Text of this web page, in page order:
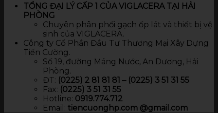
TỔNG ĐẠI LÝ CẤP 1 CỦA VIGLACERA TẠI HẢI
PHÒNG
Chuyên phân phối gạch ốp lát và thiết bị vệ
sinh của VIGLACERA.
Công ty Cổ Phần Đầu Tư Thương Mại Xây Dựng
Tiến Cường.
Số 19, đường Máng Nước, An Dương, Hải
Phòng.
ĐT: (0225) 2 81 81 81 – (0225) 3 51 31 55
Fax: (0225) 3 51 31 55
Hotline: 0919.774.712​
Email: tiencuonghp.com @gmail.com